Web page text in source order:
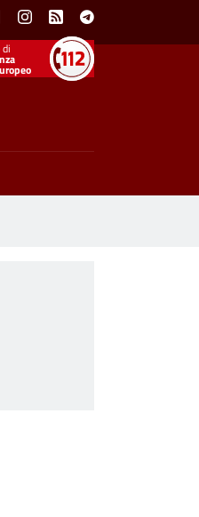
Instagram
Feed Telegram